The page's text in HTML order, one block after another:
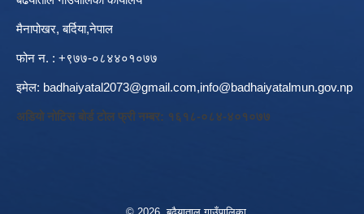
मैनापोखर, बर्दिया,नेपाल
फोन न. : +९७७-०८४४०१०७७
इमेल: badhaiyatal2073@gmail.com,info@badhaiyatalmun.gov.np
अडियो नोटिस बोर्ड टोल फ्री नम्बर: १६१८-०८४-४०१०७७